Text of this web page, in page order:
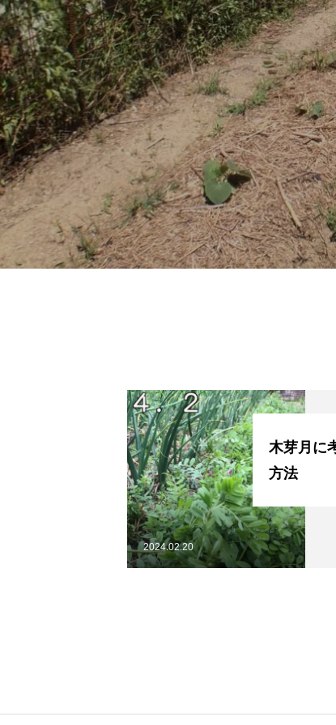
about us
event
blog
access
お問い合わせ
木芽月に
方法
2024.02.20